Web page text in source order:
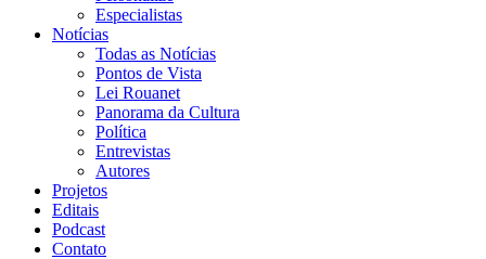
Especialistas
Notícias
Todas as Notícias
Pontos de Vista
Lei Rouanet
Panorama da Cultura
Política
Entrevistas
Autores
Projetos
Editais
Podcast
Contato